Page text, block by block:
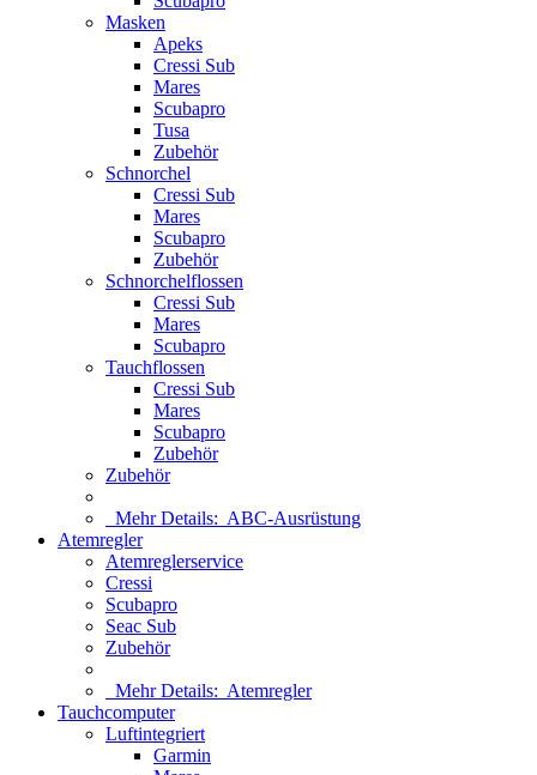
Masken
Apeks
Cressi Sub
Mares
Scubapro
Tusa
Zubehör
Schnorchel
Cressi Sub
Mares
Scubapro
Zubehör
Schnorchelflossen
Cressi Sub
Mares
Scubapro
Tauchflossen
Cressi Sub
Mares
Scubapro
Zubehör
Zubehör
Mehr Details: ABC-Ausrüstung
Atemregler
Atemreglerservice
Cressi
Scubapro
Seac Sub
Zubehör
Mehr Details: Atemregler
Tauchcomputer
Luftintegriert
Garmin